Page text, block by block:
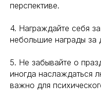
перспективе.
4. Награждайте себя
небольшие награды за
5. Не забывайте о
иногда
важно для